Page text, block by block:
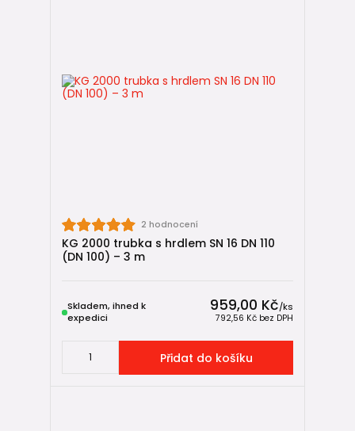
2 hodnocení
KG 2000 trubka s hrdlem SN 16 DN 110
(DN 100) – 3 m
959,00 Kč/ks
792,56 Kč bez DPH
Skladem, ihned k
expedici
Přidat do košíku